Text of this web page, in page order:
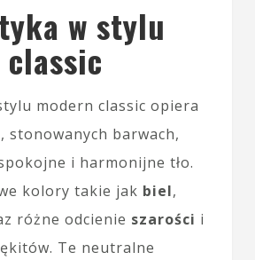
w stylu
modern classic opiera
stonowanych barwach,
i harmonijne tło.
kolory takie jak biel,
różne odcienie szarości i
Te neutralne